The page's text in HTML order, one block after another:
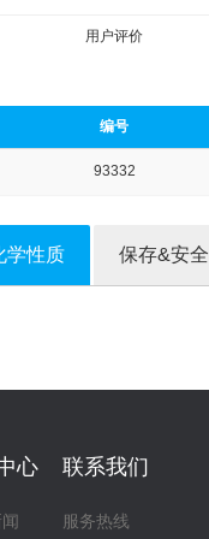
用户评价
编号
93332
学性质 保存&安全
心 联系我们
服务热线